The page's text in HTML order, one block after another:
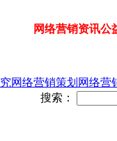
网络营销资讯公
网络营销策划 网络营
搜索：